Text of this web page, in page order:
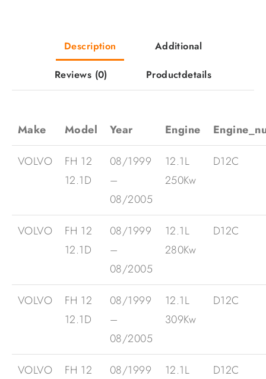
Description Additional
Reviews (0) Productdetails
Make Model Year Engine
VOLVO
FH 12
12.1D
08/1999
–
08/2005
12.1L
250Kw
D12C
VOLVO
FH 12
12.1D
08/1999
–
08/2005
12.1L
280Kw
D12C
VOLVO
FH 12
12.1D
08/1999
–
08/2005
12.1L
309Kw
D12C
VOLVO
FH 12
08/1999
12.1L
D12C